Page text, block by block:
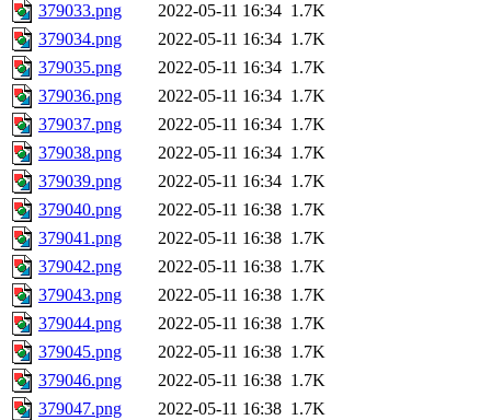
379033.png
2022-05-11 16:34 1.7K
379034.png
2022-05-11 16:34 1.7K
379035.png
2022-05-11 16:34 1.7K
379036.png
2022-05-11 16:34 1.7K
379037.png
2022-05-11 16:34 1.7K
379038.png
2022-05-11 16:34 1.7K
379039.png
2022-05-11 16:34 1.7K
379040.png
2022-05-11 16:38 1.7K
379041.png
2022-05-11 16:38 1.7K
379042.png
2022-05-11 16:38 1.7K
379043.png
2022-05-11 16:38 1.7K
379044.png
2022-05-11 16:38 1.7K
379045.png
2022-05-11 16:38 1.7K
379046.png
2022-05-11 16:38 1.7K
379047.png
2022-05-11 16:38 1.7K